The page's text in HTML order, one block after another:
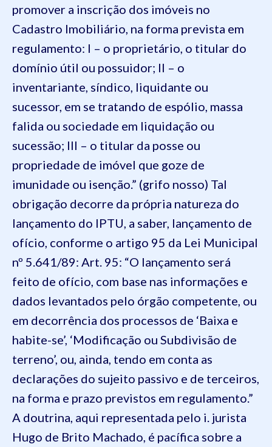
promover a inscrição dos imóveis no
Cadastro Imobiliário, na forma prevista em
regulamento: I – o proprietário, o titular do
domínio útil ou possuidor; II – o
inventariante, síndico, liquidante ou
sucessor, em se tratando de espólio, massa
falida ou sociedade em liquidação ou
sucessão; III – o titular da posse ou
propriedade de imóvel que goze de
imunidade ou isenção.” (grifo nosso) Tal
obrigação decorre da própria natureza do
lançamento do IPTU, a saber, lançamento de
ofício, conforme o artigo 95 da Lei Municipal
nº 5.641/89: Art. 95: “O lançamento será
feito de ofício, com base nas informações e
dados levantados pelo órgão competente, ou
em decorrência dos processos de ‘Baixa e
habite-se’, ‘Modificação ou Subdivisão de
terreno’, ou, ainda, tendo em conta as
declarações do sujeito passivo e de terceiros,
na forma e prazo previstos em regulamento.”
A doutrina, aqui representada pelo i. jurista
Hugo de Brito Machado, é pacífica sobre a